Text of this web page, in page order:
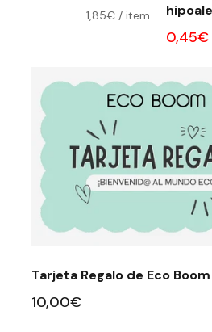
1,85€ / item
0,45€
Tarjeta Regalo de Eco Boom
10,00€